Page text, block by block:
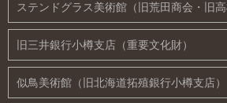
ステンドグラス美術館（旧荒田商会・旧高
旧三井銀行小樽支店（重要文化財）
似鳥美術館（旧北海道拓殖銀行小樽支店）